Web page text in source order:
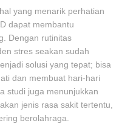
yang menarik perhatian
dapat membantu
Dengan rutinitas
stres seakan sudah
solusi yang tepat; bisa
dan membuat hari-hari
studi juga menunjukkan
jenis rasa sakit tertentu,
berolahraga.